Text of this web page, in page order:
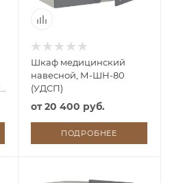
Шкаф медицинский
навесной, М-ШН-80
(УДСП)
от20 400 руб.
ПОДРОБНЕЕ